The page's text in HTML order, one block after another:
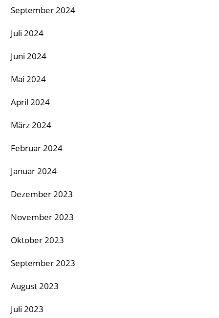
September 2024
Juli 2024
Juni 2024
Mai 2024
April 2024
März 2024
Februar 2024
Januar 2024
Dezember 2023
November 2023
Oktober 2023
September 2023
August 2023
Juli 2023